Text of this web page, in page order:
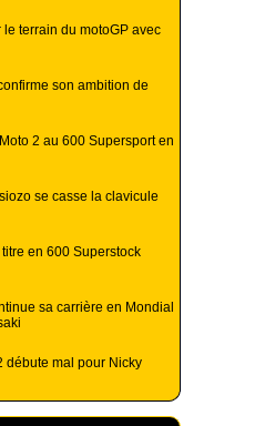
terrain du motoGP avec
son ambition de
2 au 600 Supersport en
se casse la clavicule
en 600 Superstock
sa carrière en Mondial
débute mal pour Nicky